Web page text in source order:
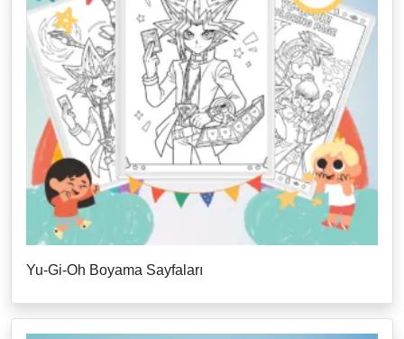
Yu-Gi-Oh Boyama Sayfaları